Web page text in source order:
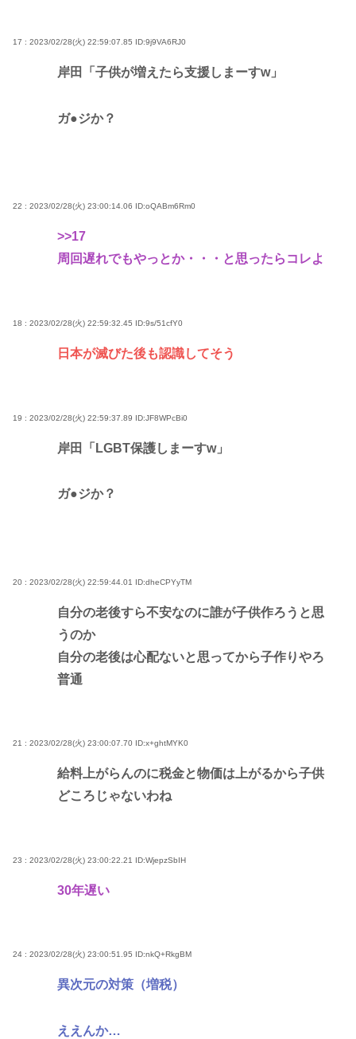
17 : 2023/02/28(火) 22:59:07.85 ID:9j9VA6RJ0
岸田「子供が増えたら支援しまーすw」
ガ●ジか？
22 : 2023/02/28(火) 23:00:14.06 ID:oQABm6Rm0
>>17
周回遅れでもやっとか・・・と思ったらコレよ
18 : 2023/02/28(火) 22:59:32.45 ID:9s/51cfY0
日本が滅びた後も認識してそう
19 : 2023/02/28(火) 22:59:37.89 ID:JF8WPcBi0
岸田「LGBT保護しまーすw」
ガ●ジか？
20 : 2023/02/28(火) 22:59:44.01 ID:dheCPYyTM
自分の老後すら不安なのに誰が子供作ろうと思
うのか
自分の老後は心配ないと思ってから子作りやろ
普通
21 : 2023/02/28(火) 23:00:07.70 ID:x+ghtMYK0
給料上がらんのに税金と物価は上がるから子供
どころじゃないわね
23 : 2023/02/28(火) 23:00:22.21 ID:WjepzSbIH
30年遅い
24 : 2023/02/28(火) 23:00:51.95 ID:nkQ+RkgBM
異次元の対策（増税）
ええんか…